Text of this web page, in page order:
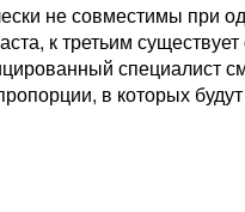
не совместимы при
к третьим
специалист
в которых